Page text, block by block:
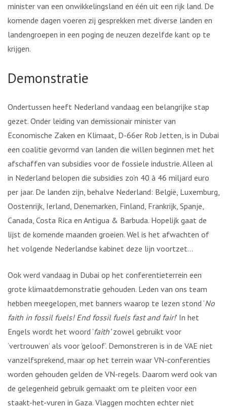
minister van een onwikkelingsland en één uit een rijk land. De
komende dagen voeren zij gesprekken met diverse landen en
landengroepen in een poging de neuzen dezelfde kant op te
krijgen.
Demonstratie
Ondertussen heeft Nederland vandaag een belangrijke stap
gezet. Onder leiding van demissionair minister van
Economische Zaken en Klimaat, D-66er Rob Jetten, is in Dubai
een coalitie gevormd van landen die willen beginnen met het
afschaffen van subsidies voor de fossiele industrie. Alleen al
in Nederland belopen die subsidies zo’n 40 à 46 miljard euro
per jaar. De landen zijn, behalve Nederland: België, Luxemburg,
Oostenrijk, Ierland, Denemarken, Finland, Frankrijk, Spanje,
Canada, Costa Rica en Antigua & Barbuda. Hopelijk gaat de
lijst de komende maanden groeien. Wel is het afwachten of
het volgende Nederlandse kabinet deze lijn voortzet…
Ook werd vandaag in Dubai op het conferentieterrein een
grote klimaatdemonstratie gehouden. Leden van ons team
hebben meegelopen, met banners waarop te lezen stond ‘No
faith in fossil fuels! End fossil fuels fast and fair!’ In het
Engels wordt het woord ‘faith’zowel gebruikt voor
‘vertrouwen’ als voor ‘geloof’. Demonstreren is in de VAE niet
vanzelfsprekend, maar op het terrein waar VN-conferenties
worden gehouden gelden de VN-regels. Daarom werd ook van
de gelegenheid gebruik gemaakt om te pleiten voor een
staakt-het-vuren in Gaza. Vlaggen mochten echter niet